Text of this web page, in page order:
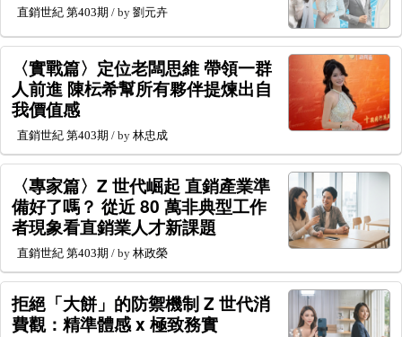
直銷世紀 第403期 / by 劉元卉
〈實戰篇〉定位老闆思維 帶領一群
人前進 陳枟希幫所有夥伴提煉出自
我價值感
直銷世紀 第403期 / by 林忠成
〈專家篇〉Z 世代崛起 直銷產業準
備好了嗎？ 從近 80 萬非典型工作
者現象看直銷業人才新課題
直銷世紀 第403期 / by 林政榮
拒絕「大餅」的防禦機制 Z 世代消
費觀：精準體感 x 極致務實